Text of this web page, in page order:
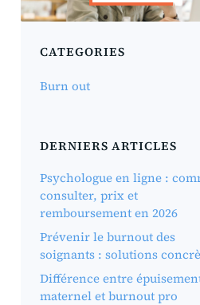
CATEGORIES
Burn out
DERNIERS ARTICLES
Psychologue en ligne :
consulter, prix et
remboursement en 2026
Prévenir le burnout des
soignants : solutions
Différence entre
maternel et burnout pro